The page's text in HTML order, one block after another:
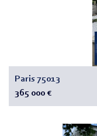
Paris 75013
365 000 €